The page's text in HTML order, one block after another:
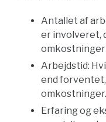
Antallet af
er involveret,
Arbejdstid:
end
omkostninger.
Erfaring og